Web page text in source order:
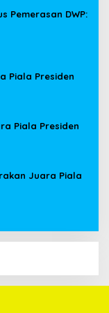
Pemerasan DWP:
Piala Presiden
Piala Presiden
Juara Piala